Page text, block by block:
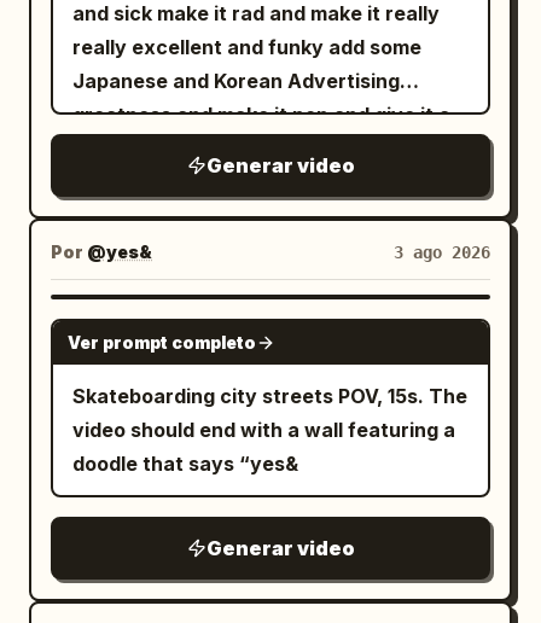
and sick make it rad and make it really
really excellent and funky add some
Japanese and Korean Advertising
greatness and make it pop and give it a
Generar video
Por @yes& 3 ago 2026
SEEDANCE-2.5
Ver prompt completo
Skateboarding city streets POV, 15s. The
video should end with a wall featuring a
doodle that says “yes&
Generar video